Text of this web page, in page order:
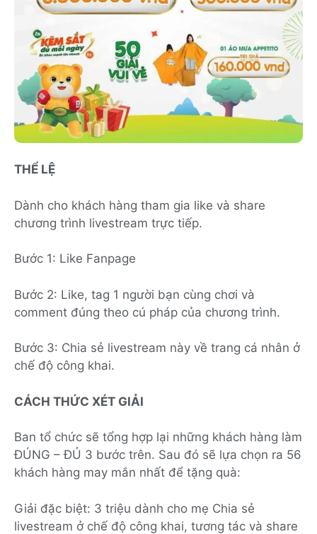
THỂ LỆ
Dành cho khách hàng tham gia like và share
chương trình livestream trực tiếp.
Bước 1: Like Fanpage
Bước 2: Like, tag 1 người bạn cùng chơi và
comment đúng theo cú pháp của chương trình.
Bước 3: Chia sẻ livestream này về trang cá nhân ở
chế độ công khai.
CÁCH THỨC XÉT GIẢI
Ban tổ chức sẽ tổng hợp lại những khách hàng làm
ĐÚNG – ĐỦ 3 bước trên. Sau đó sẽ lựa chọn ra 56
khách hàng may mắn nhất để tặng quà:
Giải đặc biệt: 3 triệu dành cho mẹ Chia sẻ
livestream ở chế độ công khai, tương tác và share